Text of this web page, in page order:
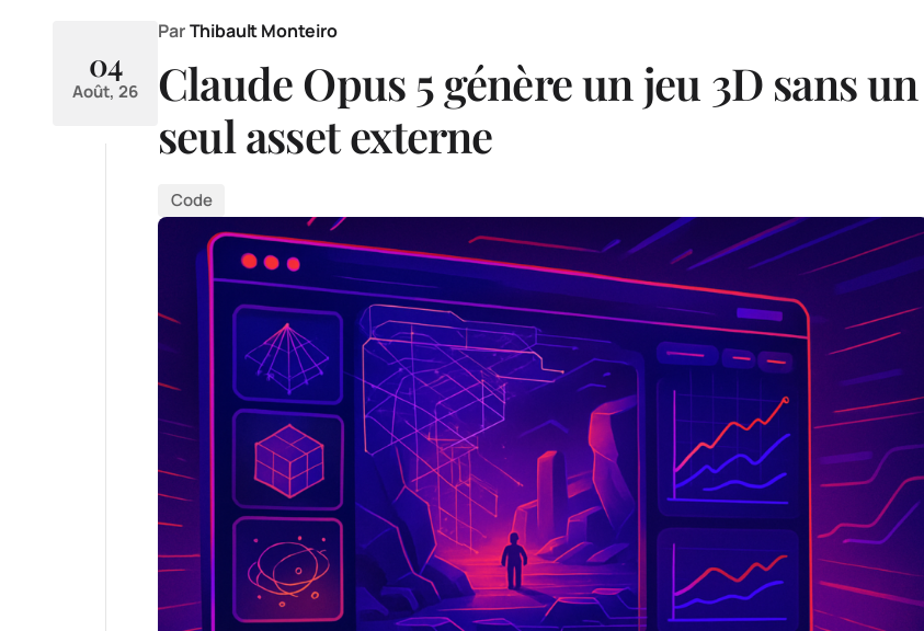
04
Août, 26
Par Thibault Monteiro
Claude Opus 5 génère un jeu 3D sans un
seul asset externe
Code